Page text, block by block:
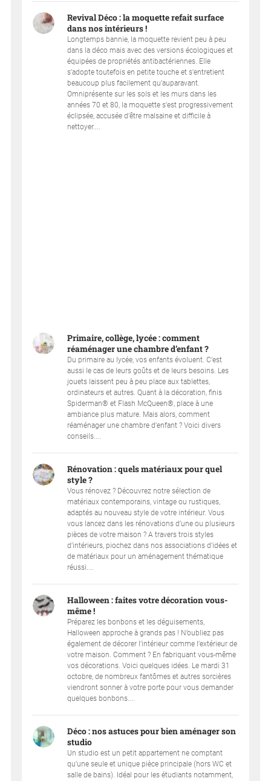
Revival Déco : la moquette refait surface
dans nos intérieurs !
Longtemps bannie, la moquette revient peu à peu
dans la déco mais avec des versions écologiques et
équipées de propriétés antibactériennes. Elle
s’adopte toutefois en petite touche et s’entretient
beaucoup plus facilement qu’auparavant.
Omniprésente sur les sols et les murs dans les
années 70 et 80, la moquette s’est progressivement
éclipsée, accusée d’être malsaine et difficile à
nettoyer....
Primaire, collège, lycée : comment
réaménager une chambre d’enfant ?
Du primaire au lycée, vos enfants évoluent. C’est
aussi le cas de leurs goûts et de leurs besoins. Les
jouets laissent peu à peu place aux tablettes,
ordinateurs et autres. Quant à la décoration, finis
Spiderman® et Flash McQueen®, place à une
ambiance plus mature. Mais alors, comment
réaménager une chambre d’enfant ? Voici divers
conseils....
Rénovation : quels matériaux pour quel
style ?
Vous rénovez ? Découvrez notre sélection de
matériaux contemporains, vintage ou rustiques,
adaptés au nouveau style de votre intérieur. Vous
vous lancez dans les rénovations d’une ou plusieurs
pièces de votre maison ? A travers trois styles
d’intérieurs, piochez dans nos associations d’idées et
de matériaux pour un aménagement thématique
réussi....
Halloween : faites votre décoration vous-
même !
Préparez les bonbons et les déguisements,
Halloween approche à grands pas ! N’oubliez pas
également de décorer l’intérieur comme l’extérieur de
votre maison. Comment ? En fabriquant vous-même
vos décorations. Voici quelques idées. Le mardi 31
octobre, de nombreux fantômes et autres sorcières
viendront sonner à votre porte pour vous demander
quelques bonbons....
Déco : nos astuces pour bien aménager son
studio
Un studio est un petit appartement ne comptant
qu’une seule et unique pièce principale (hors WC et
salle de bains). Idéal pour les étudiants notamment,